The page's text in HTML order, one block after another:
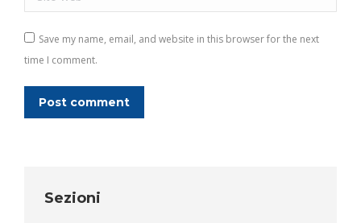
Save my name, email, and website in this browser for the next
time I comment.
Post comment
Sezioni